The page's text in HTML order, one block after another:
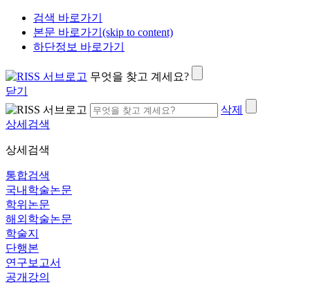
검색 바로가기
본문 바로가기(skip to content)
하단정보 바로가기
무엇을 찾고 계세요?
닫기
삭제
상세검색
상세검색
통합검색
국내학술논문
학위논문
해외학술논문
학술지
단행본
연구보고서
공개강의